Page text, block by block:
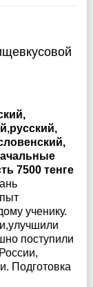
7500 тенге
ученику.
поступили
Подготовка